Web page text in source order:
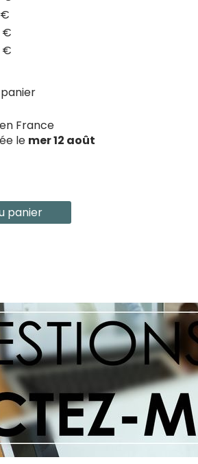
€
€
€
France
le mer 12 août
panier